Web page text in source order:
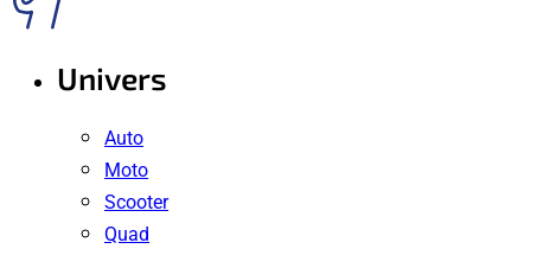
Univers
Auto
Moto
Scooter
Quad